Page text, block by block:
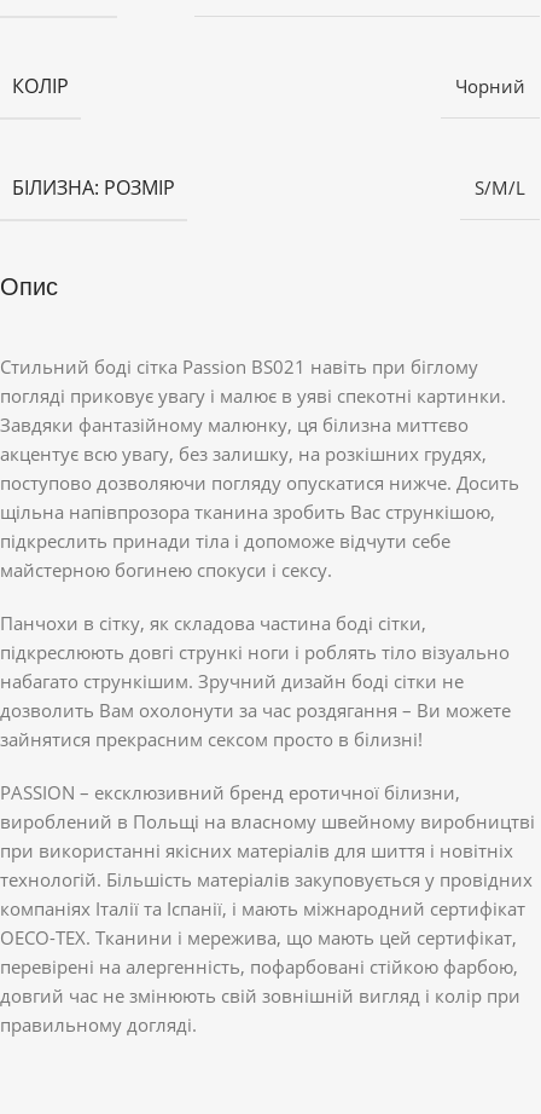
КОЛІР Чорний
БІЛИЗНА: РОЗМІР S/M/L
Опис
Стильний боді сітка Passion BS021 навіть при біглому
погляді приковує увагу і малює в уяві спекотні картинки.
Завдяки фантазійному малюнку, ця білизна миттєво
акцентує всю увагу, без залишку, на розкішних грудях,
поступово дозволяючи погляду опускатися нижче. Досить
щільна напівпрозора тканина зробить Вас стрункішою,
підкреслить принади тіла і допоможе відчути себе
майстерною богинею спокуси і сексу.
Панчохи в сітку, як складова частина боді сітки,
підкреслюють довгі стрункі ноги і роблять тіло візуально
набагато стрункішим. Зручний дизайн боді сітки не
дозволить Вам охолонути за час роздягання – Ви можете
зайнятися прекрасним сексом просто в білизні!
PASSION – ексклюзивний бренд еротичної білизни,
вироблений в Польщі на власному швейному виробництві
при використанні якісних матеріалів для шиття і новітніх
технологій. Більшість матеріалів закуповується у провідних
компаніях Італії та Іспанії, і мають міжнародний сертифікат
OECO-TEX. Тканини і мережива, що мають цей сертифікат,
перевірені на алергенність, пофарбовані стійкою фарбою,
довгий час не змінюють свій зовнішній вигляд і колір при
правильному догляді.